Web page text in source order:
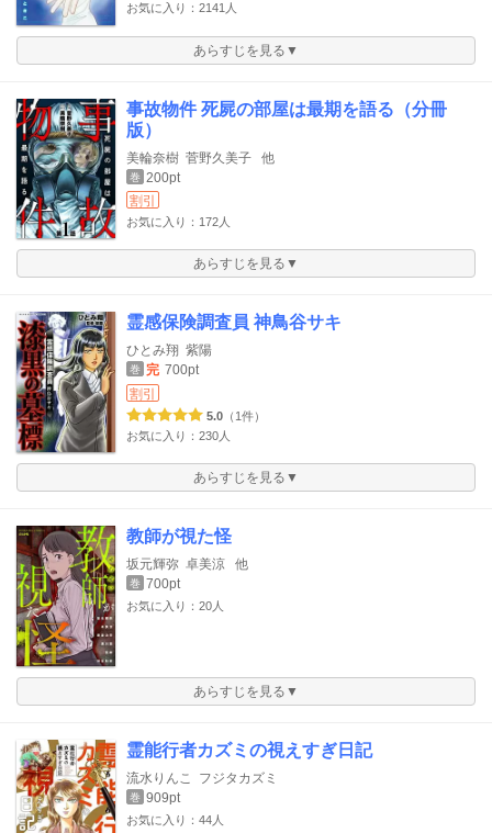
お気に入り：2141人
あらすじを見る▼
事故物件 死屍の部屋は最期を語る（分冊
版）
美輪奈樹 菅野久美子 他
巻
200pt
割引
お気に入り：172人
あらすじを見る▼
霊感保険調査員 神鳥谷サキ
ひとみ翔 紫陽
巻 完 700pt
割引
5.0 （1件）
お気に入り：230人
あらすじを見る▼
教師が視た怪
坂元輝弥 卓美涼 他
巻 700pt
お気に入り：20人
あらすじを見る▼
霊能行者カズミの視えすぎ日記
流水りんこ フジタカズミ
巻 909pt
お気に入り：44人